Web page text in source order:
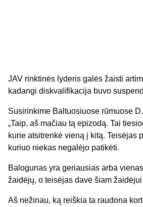
JAV rinktinės lyderis galės žaisti
kadangi diskvalifikacija buvo
Susirinkime Baltuosiuose rūmuose
„Taip, aš mačiau tą epizodą. Tai
kurie atsitrenkė vieną į kitą. Teisėjas
kuriuo niekas negalėjo patikėti.
Balogunas yra geriausias arba
žaidėjų, o teisėjas davė šiam
Aš nežinau, ką reiškia ta raudona